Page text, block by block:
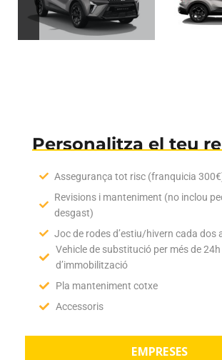
EMPRESES
Personalitza el teu
Assegurança tot risc (franquicia
Revisions i manteniment (no inclou
desgast)
Joc de rodes d’estiu/hivern cada dos
Vehicle de substitució per més de 24h
d’immobilització
Pla manteniment cotxe
Accessoris